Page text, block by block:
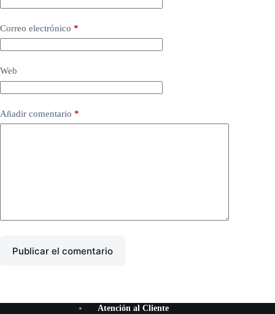
Correo electrónico *
Web
Añadir comentario *
Publicar el comentario
Atención al Cliente